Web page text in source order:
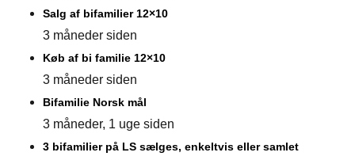
Salg af bifamilier 12×10
3 måneder siden
Køb af bi familie 12×10
3 måneder siden
Bifamilie Norsk mål
3 måneder, 1 uge siden
3 bifamilier på LS sælges, enkeltvis eller samlet